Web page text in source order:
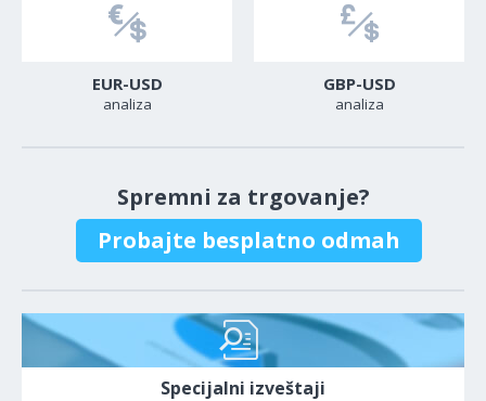
EUR-USD
analiza
GBP-USD
analiza
Spremni za trgovanje?
Probajte besplatno odmah
Specijalni izveštaji